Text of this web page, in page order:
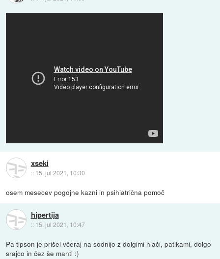
xseki
:: 15. jul 2021, 10:30
osem mesecev pogojne kazni in psihiatrična pomoč
hipertija
:: 15. jul 2021, 10:47
Pa tipson je prišel včeraj na sodnijo z dolgimi hlači, patikami, dolgo
srajco in čez še mantl :)